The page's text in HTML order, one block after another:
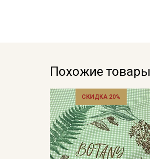
Похожие товары
СКИДКА 20%